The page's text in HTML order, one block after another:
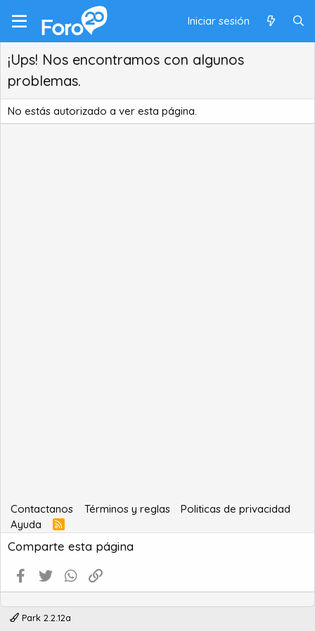
Iniciar sesión
¡Ups! Nos encontramos con algunos
problemas.
No estás autorizado a ver esta página.
Contactanos Términos y reglas
Politicas de privacidad
Ayuda
R
S
S
Comparte esta página
Facebook
Twitter WhatsApp
Park 2.2.12a